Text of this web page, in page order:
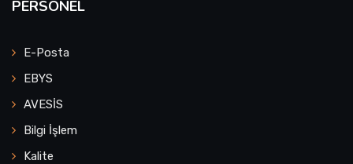
PERSONEL
E-Posta
EBYS
AVESİS
Bilgi İşlem
Kalite